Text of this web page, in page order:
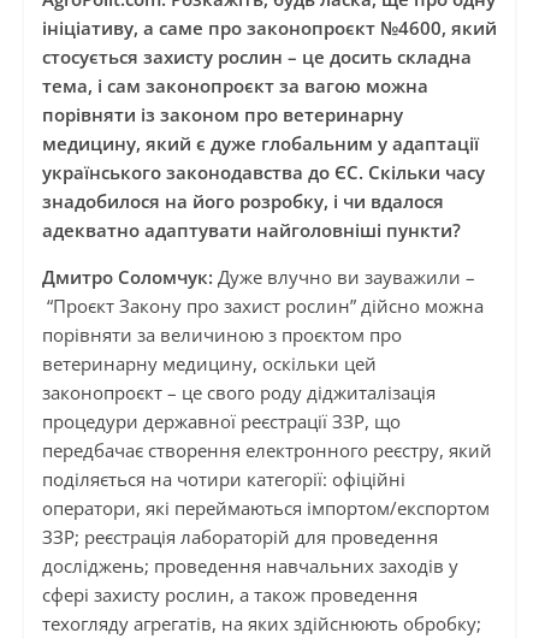
ініціативу, а саме про законопроєкт №4600, який
стосується захисту рослин – це досить складна
тема, і сам законопроєкт за вагою можна
порівняти із законом про ветеринарну
медицину, який є дуже глобальним у адаптації
українського законодавства до ЄС. Скільки часу
знадобилося на його розробку, і чи вдалося
адекватно адаптувати найголовніші пункти?
Дмитро Соломчук: Дуже влучно ви зауважили –
“Проєкт Закону про захист рослин” дійсно можна
порівняти за величиною з проєктом про
ветеринарну медицину, оскільки цей
законопроєкт – це свого роду діджиталізація
процедури державної реєстрації ЗЗР, що
передбачає створення електронного реєстру, який
поділяється на чотири категорії: офіційні
оператори, які переймаються імпортом/експортом
ЗЗР; реєстрація лабораторій для проведення
досліджень; проведення навчальних заходів у
сфері захисту рослин, а також проведення
техогляду агрегатів, на яких здійснюють обробку;